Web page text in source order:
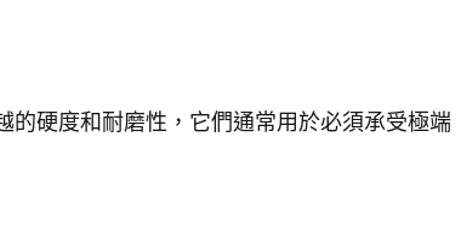
硬度和耐磨性，它們通常用於必須承受極端